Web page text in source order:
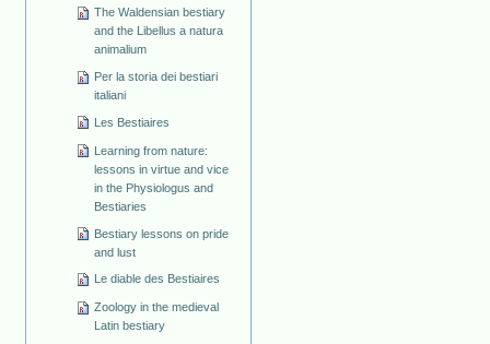
The Waldensian bestiary
and the Libellus a natura
animalium
Per la storia dei bestiari
italiani
Les Bestiaires
Learning from nature:
lessons in virtue and vice
in the Physiologus and
Bestiaries
Bestiary lessons on pride
and lust
Le diable des Bestiaires
Zoology in the medieval
Latin bestiary